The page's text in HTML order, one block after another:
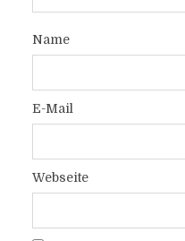
Name
E-Mail
Webseite